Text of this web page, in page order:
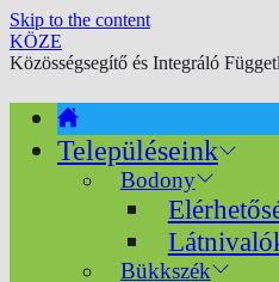
Skip to the content
KÖZE
Közösségsegítő és Integráló
Településeink
Bodony
Bükkszék